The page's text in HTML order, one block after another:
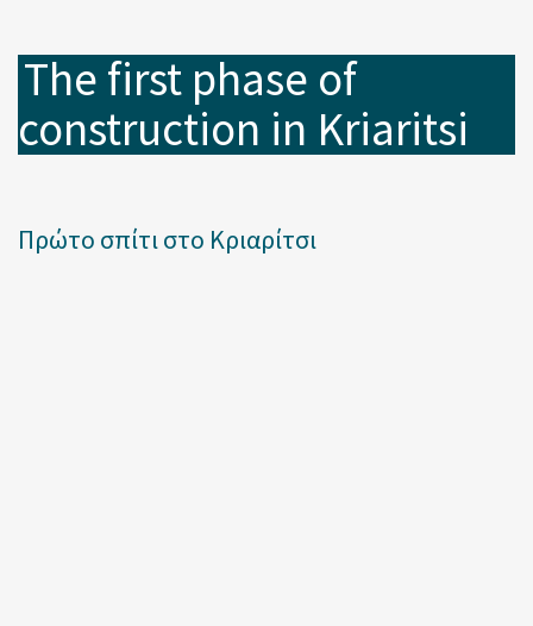
The first phase of
construction in Kriaritsi
Πρώτο σπίτι στο Κριαρίτσι